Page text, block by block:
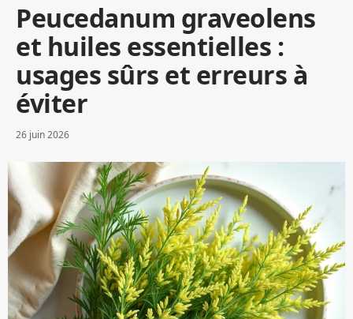
Peucedanum graveolens
et huiles essentielles :
usages sûrs et erreurs à
éviter
26 juin 2026